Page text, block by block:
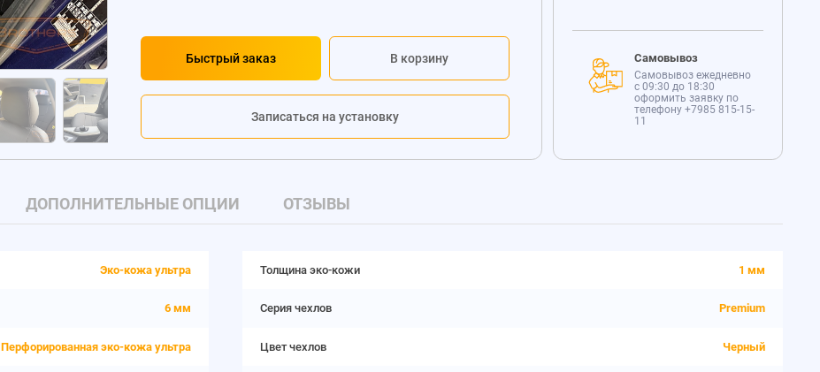
Быстрый заказ В корзину
Записаться на установку
Самовывоз
Самовывоз ежедневно
с 09:30 до 18:30
оформить заявку по
телефону +7985 815-15-
11
ДОПОЛНИТЕЛЬНЫЕ ОПЦИИ ОТЗЫВЫ
Эко-кожа ультра Толщина эко-кожи 1 мм
6 мм Серия чехлов Premium
Перфорированная эко-кожа ультра Цвет чехлов Черный